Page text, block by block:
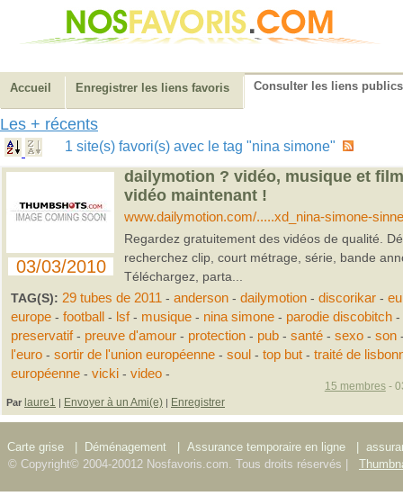
Accueil Enregistrer les liens favoris Consulter les liens publics
Les + récents
1 site(s) favori(s) avec le tag "nina simone"
03/03/2010
dailymotion ? vidéo, musique et
vidéo maintenant !
www.dailymotion.com/.....xd_nina-simone-
Regardez gratuitement des vidéos de qualité.
recherchez clip, court métrage, série, bande
Téléchargez, parta...
TAG(S): 29 tubes de 2011 - anderson - dailymotion - discorikar -
europe - football - lsf- musique - nina simone - parodie discobitch -
preservatif- preuve d'amour - protection - pub - santé - sexo - son
l'euro - sortir de l'union européenne - soul - top but - traité de
européenne - vicki - video -
Par laure1 | Envoyer à un Ami(e) | Enregistrer
15 membres-
Carte grise Déménagement Assurance temporaire en ligne
© Copyright© 2004-20012 Nosfavoris.com. Tous droits réservés |